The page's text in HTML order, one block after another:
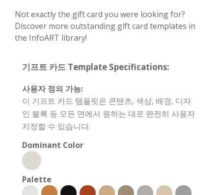
Not exactly the gift card you were looking for?
Discover more outstanding gift card templates in
the InfoART library!
기프트 카드 Template Specifications:
사용자 정의 가능:
이 기프트 카드 템플릿은 콘텐츠, 색상, 배경, 디자
인 블록 등 모든 면에서 원하는 대로 완전히 사용자
지정할 수 있습니다.
Dominant Color
Palette